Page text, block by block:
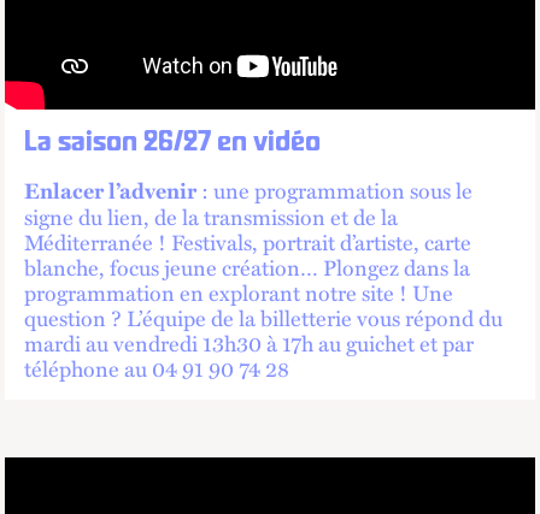
La saison 26/27 en vidéo
Enlacer l’advenir: une programmation sous le
signe du lien, de la transmission et de la
Méditerranée ! Festivals, portrait d’artiste, carte
blanche, focus jeune création… Plongez dans la
programmation en explorant notre site ! Une
question ? L’équipe de la billetterie vous répond du
mardi au vendredi 13h30 à 17h au guichet et par
téléphone au 04 91 90 74 28